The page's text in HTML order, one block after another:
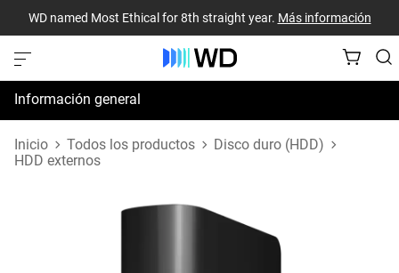
WD named Most Ethical for 8th straight year. Más información
Información general
Especificaciones
Inicio Todos los productos
Disco duro (HDD)
HDD externos